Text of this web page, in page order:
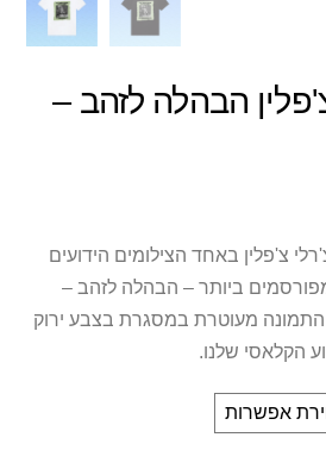
הבהלה לזהב –
צ'פלין באחד הצילומים הידועים
ביותר – הבהלה לזהב –
משנת 1925. התמונה מעוטרת במסגרת בצבע ירוק
הקלאסי שלנו.